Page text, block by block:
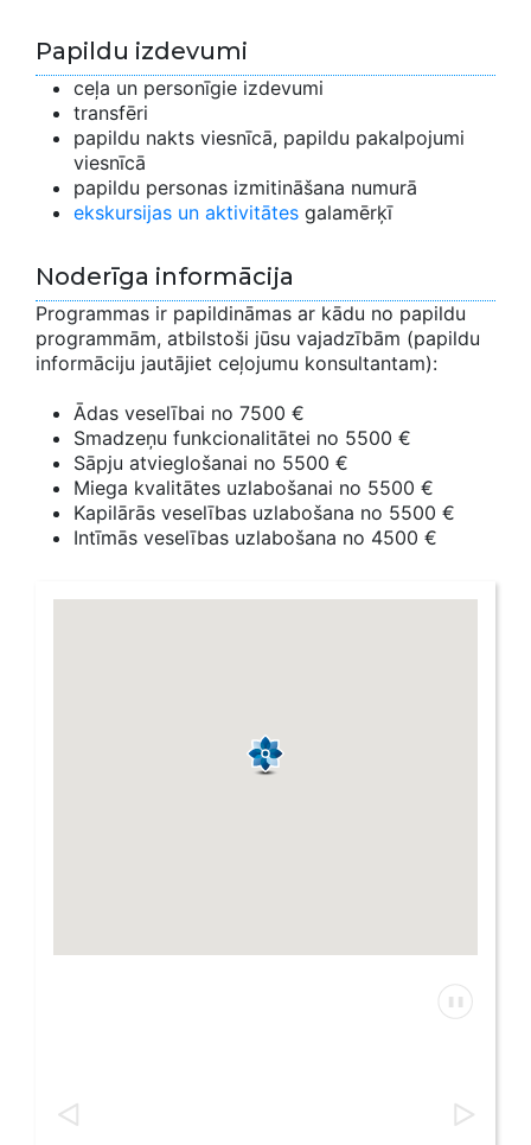
Papildu izdevumi
ceļa un personīgie izdevumi
transfēri
papildu nakts viesnīcā, papildu pakalpojumi
viesnīcā
papildu personas izmitināšana numurā
ekskursijas un aktivitātes galamērķī
Noderīga informācija
Programmas ir papildināmas ar kādu no papildu
programmām, atbilstoši jūsu vajadzībām (papildu
informāciju jautājiet ceļojumu konsultantam):
Ādas veselībai no 7500 €
Smadzeņu funkcionalitātei no 5500 €
Sāpju atvieglošanai no 5500 €
Miega kvalitātes uzlabošanai no 5500 €
Kapilārās veselības uzlabošana no 5500 €
Intīmās veselības uzlabošana no 4500 €